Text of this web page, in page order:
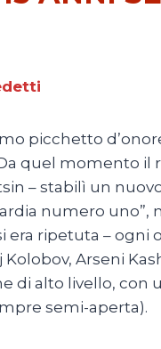
picchetto
quel momento il
– stabilì un
numero uno”,
era ripetuta – ogni
Kolobov, Arseni
di alto livello, con
semi-aperta).